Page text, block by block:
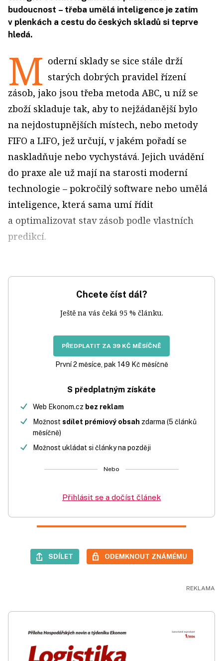
budoucnost – třeba umělá inteligence je zatím
v plenkách a cestu do českých skladů si teprve
hledá.
M oderní sklady se sice stále drží
starých dobrých pravidel řízení
zásob, jako jsou třeba metoda ABC, u níž se
zboží skladuje tak, aby to nejžádanější bylo
na nejdostupnějších místech, nebo metody
FIFO a LIFO, jež určují, v jakém pořadí se
naskladňuje nebo vychystává. Jejich uvádění
do praxe ale už mají na starosti moderní
technologie – pokročilý software nebo umělá
inteligence, která sama umí řídit
a optimalizovat stav zásob podle vlastních
predikcí.
Chcete číst dál?
Ještě na vás čeká 95 % článku.
PŘEDPLATIT ZA 39 KČ MĚSÍČNĚ
První 2 měsíce, pak 149 Kč měsíčně
S předplatným získáte
Web Ekonom.cz bez reklam
Možnost sdílet prémiový obsah zdarma (5 článků
měsíčně)
Možnost ukládat si články na později
Nebo
Přihlásit se a dočíst článek
SDÍLET ODEMKNOUT ZNÁMÉMU